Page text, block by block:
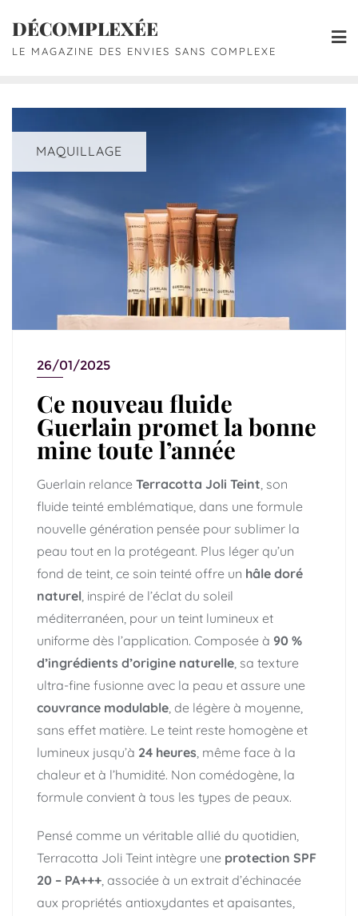
DÉCOMPLEXÉE
LE MAGAZINE DES ENVIES SANS COMPLEXE
MAQUILLAGE
26/01/2025
Ce nouveau fluide
Guerlain promet la bonne
mine toute l’année
Guerlain relance Terracotta Joli Teint, son
fluide teinté emblématique, dans une formule
nouvelle génération pensée pour sublimer la
peau tout en la protégeant. Plus léger qu’un
fond de teint, ce soin teinté offre un hâle doré
naturel, inspiré de l’éclat du soleil
méditerranéen, pour un teint lumineux et
uniforme dès l’application. Composée à 90 %
d’ingrédients d’origine naturelle, sa texture
ultra-fine fusionne avec la peau et assure une
couvrance modulable, de légère à moyenne,
sans effet matière. Le teint reste homogène et
lumineux jusqu’à 24 heures, même face à la
chaleur et à l’humidité. Non comédogène, la
formule convient à tous les types de peaux.
Pensé comme un véritable allié du quotidien,
Terracotta Joli Teint intègre une protection SPF
20 – PA+++, associée à un extrait d’échinacée
aux propriétés antioxydantes et apaisantes,